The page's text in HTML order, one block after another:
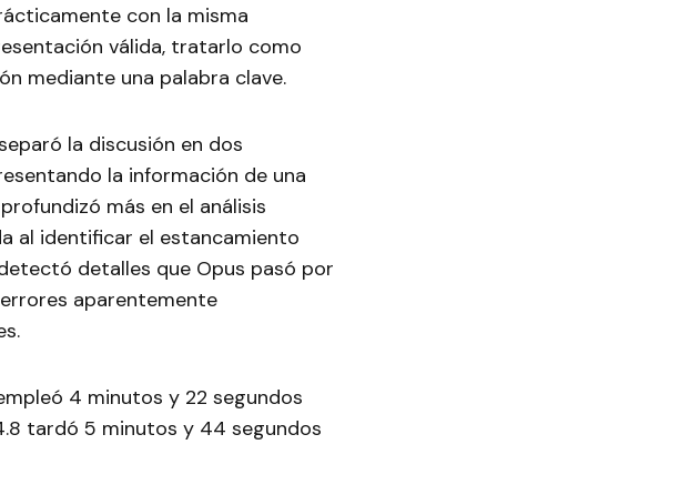
con la misma
válida, tratarlo como
mediante una palabra clave.
la discusión en dos
la información de una
más en el análisis
al identificar el estancamiento
detalles que Opus pasó por
aparentemente
4 minutos y 22 segundos
tardó 5 minutos y 44 segundos